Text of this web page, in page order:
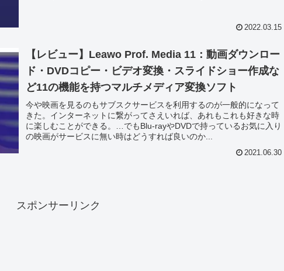
2022.03.15
【レビュー】Leawo Prof. Media 11：動画ダウンロー
ド・DVDコピー・ビデオ変換・スライドショー作成な
ど11の機能を持つマルチメディア変換ソフト
今や映画を見るのもサブスクサービスを利用するのが一般的になって
きた。インターネットに繋がってさえいれば、あれもこれも好きな時
に楽しむことができる。…でもBlu-rayやDVDで持っているお気に入り
の映画がサービスに無い時はどうすれば良いのか...
2021.06.30
スポンサーリンク